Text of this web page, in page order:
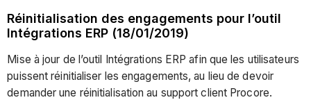
Réinitialisation des engagements pour l’outil
Intégrations ERP (18/01/2019)
Mise à jour de l’outil Intégrations ERP afin que les utilisateurs
puissent réinitialiser les engagements, au lieu de devoir
demander une réinitialisation au support client Procore.